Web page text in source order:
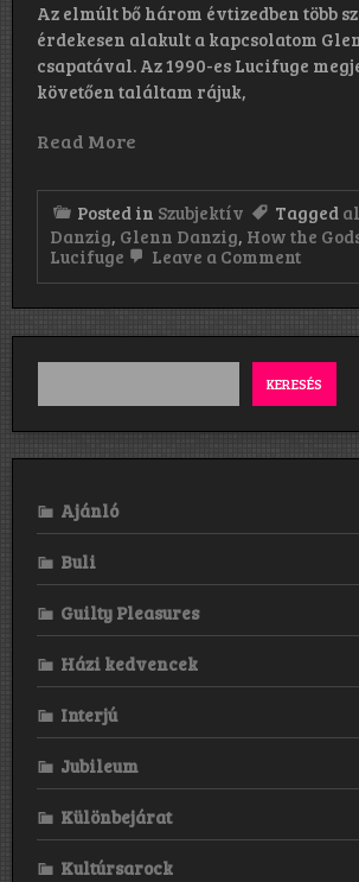
Az elmúlt bő három évtizedben több
érdekesen alakult a kapcsolatom
csapatával. Az 1990-es Lucifuge
követően találtam rájuk,
Read More
Posted in Szubjektív Tagged
Danzig, Glenn Danzig, How the
Lucifuge
Leave a Commenton
KERESÉS
Ajánló
Buli
Guilty Pleasures
Házi kedvencek
Interjú
Jubileum
Különbejárat
Kultúrsarock